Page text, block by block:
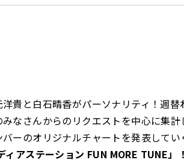
貴と白石晴香がパーソナリティ！週替
みなさんからのリクエストを中心に集
ーのオリジナルチャートを発表してい
ィアステーション FUN MORE TUNE」！